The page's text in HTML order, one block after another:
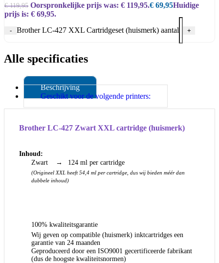
€119,95 Oorspronkelijke prijs was: € 119,95.€ 69,95Huidige
prijs is: € 69,95.
- Brother LC-427 XXL Cartridgeset (huismerk) aantal +
Alle specificaties
Beschrijving
Geschikt voor de volgende printers:
Brother LC-427 Zwart XXL cartridge (huismerk)
Inhoud:
Zwart
→ 124 ml per cartridge
(Origineel XXL heeft 54,4 ml per cartridge, dus wij bieden méér dan
dubbele inhoud)
100% kwaliteitsgarantie
Wij geven op compatible (huismerk) inktcartridges een
garantie van 24 maanden
Geproduceerd door een ISO9001 gecertificeerde fabrikant
(dus de hoogste kwaliteitsnormen)